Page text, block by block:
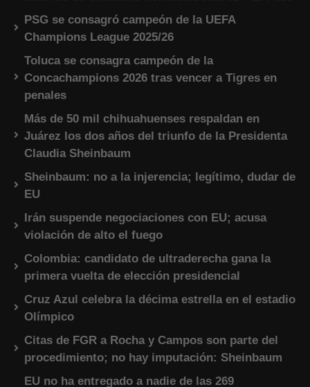
PSG se consagró campeón de la UEFA
Champions League 2025/26
Toluca se consagra campeón de la
Concachampions 2026 tras vencer a Tigres en
penales
Más de 50 mil chihuahuenses respaldan en
Juárez los dos años del triunfo de la Presidenta
Claudia Sheinbaum
Sheinbaum: no a la injerencia; legítimo, dudar de
EU
Irán suspende negociaciones con EU; acusa
violación de alto el fuego
Colombia: candidato de ultraderecha gana la
primera vuelta de elección presidencial
Cruz Azul celebra la décima estrella en el estadio
Olímpico
Citas de FGR a Rocha y Campos son parte del
procedimiento; no hay imputación: Sheinbaum
EU no ha entregado a nadie de las 269